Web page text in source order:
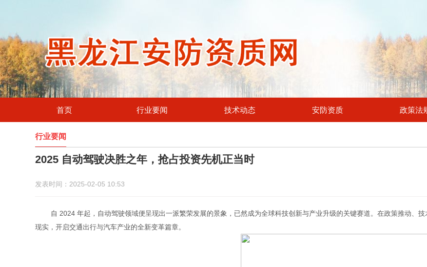
首页 行业要闻 技术动态 安防资质 政策法
行业要闻
2025 自动驾驶决胜之年，抢占投资先机正当时
发表时间：2025-02-05 10:53
自 2024 年起，自动驾驶领域便呈现出一派繁荣发展的景象，已然成为全球科技创新与产业升级的关键赛道。在政策推动、
现实，开启交通出行与汽车产业的全新变革篇章。